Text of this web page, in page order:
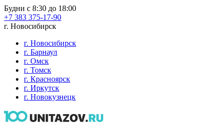
Будни с 8:30 до 18:00
+7 383 375-17-90
г. Новосибирск
г. Новосибирск
г. Барнаул
г. Омск
г. Томск
г. Красноярск
г. Иркутск
г. Новокузнецк